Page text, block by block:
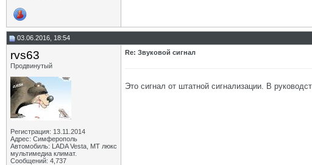
03.06.2016, 18:54
rvs63
Продвинутый
Регистрация: 13.11.2014
Адрес: Симферополь
Автомобиль: LADA Vesta, МТ люкс
мультимедиа климат.
Сообщений: 4,737
Re: Звуковой сигнал
Это сигнал от штатной сигнализации. В